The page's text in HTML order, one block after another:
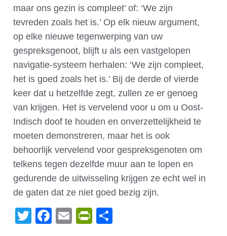
maar ons gezin is compleet’ of: ‘We zijn
tevreden zoals het is.’ Op elk nieuw argument,
op elke nieuwe tegenwerping van uw
gespreksgenoot, blijft u als een vastgelopen
navigatie-systeem herhalen: ‘We zijn compleet,
het is goed zoals het is.’ Bij de derde of vierde
keer dat u hetzelfde zegt, zullen ze er genoeg
van krijgen. Het is vervelend voor u om u Oost-
Indisch doof te houden en onverzettelijkheid te
moeten demonstreren, maar het is ook
behoorlijk vervelend voor gespreksgenoten om
telkens tegen dezelfde muur aan te lopen en
gedurende de uitwisseling krijgen ze echt wel in
de gaten dat ze niet goed bezig zijn.
TwitterFacebook
EmailPrintFriendly